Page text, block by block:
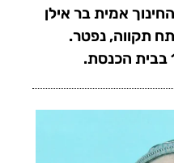
אמית בר אילן
תקווה, נפטר.